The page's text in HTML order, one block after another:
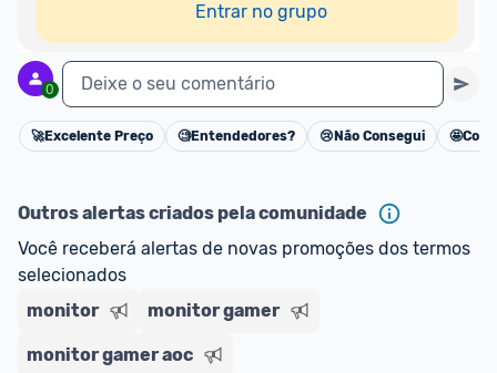
Entrar no grupo
0 Deixe o seu comentário
Cancelar
🚀Excelente Preço 🧐Entendedores? 😢 Não Consegui 🤩
Outros alertas criados pela comunidade
Você receberá alertas de novas promoções dos termos
selecionados
monitor
monitor gamer
monitor gamer aoc